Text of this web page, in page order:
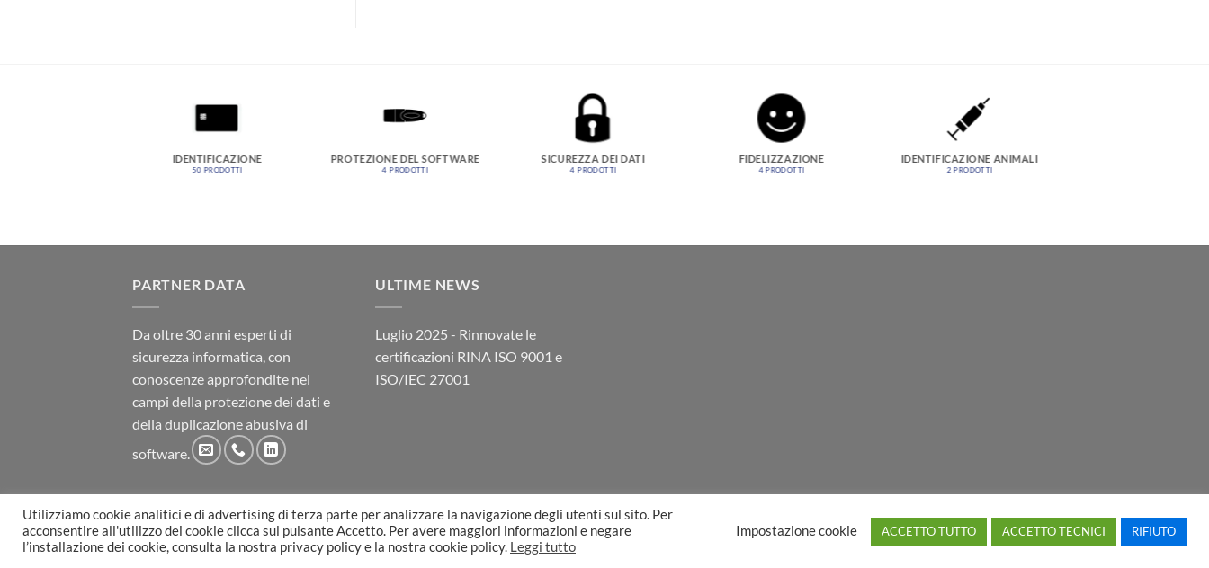
IDENTIFICAZIONE
50 PRODOTTI
PROTEZIONE DEL SOFTWARE
4 PRODOTTI
SICUREZZA DEI DATI
4 PRODOTTI
FIDELIZZAZIONE
4 PRODOTTI
IDENTIFICAZIONE ANIMALI
2 PRODOTTI
PARTNER DATA
Da oltre 30 anni esperti di
sicurezza informatica, con
conoscenze approfondite nei
campi della protezione dei dati e
della duplicazione abusiva di
software.
ULTIME NEWS
Luglio 2025 - Rinnovate le
certificazioni RINA ISO 9001 e
ISO/IEC 27001
POLITICA SGI CERTIFICAZIONI CONDIZIONI DI VENDITA NOTE LEGALI PRIVACY COOKIE CONTATTI
Copyright 2026 © Partner Data| P. IVA 07506330153 | Built by B2T
Utilizziamo cookie analitici e di advertising di terza parte per analizzare la navigazione degli utenti sul sito. Per
acconsentire all'utilizzo dei cookie clicca sul pulsante Accetto. Per avere maggiori informazioni e negare
l’installazione dei cookie, consulta la nostra privacy policy e la nostra cookie policy. Leggi tutto
Impostazione cookie ACCETTO TUTTO ACCETTO TECNICI RIFIUTO